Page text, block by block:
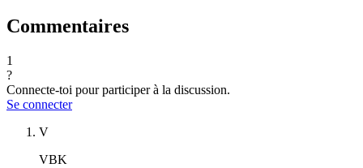
Commentaires
1
?
Connecte-toi pour participer à la discussion.
Se connecter
V
VBK